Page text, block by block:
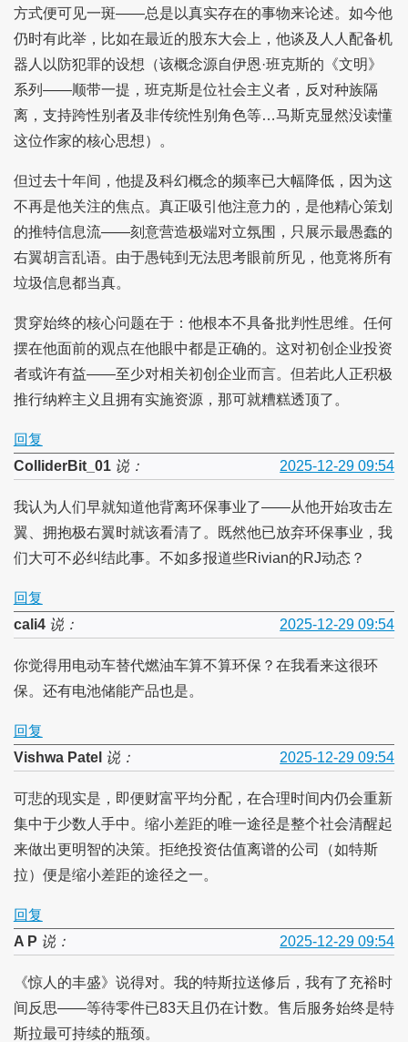
方式便可见一斑——总是以真实存在的事物来论述。如今他
仍时有此举，比如在最近的股东大会上，他谈及人人配备机
器人以防犯罪的设想（该概念源自伊恩·班克斯的《文明》
系列——顺带一提，班克斯是位社会主义者，反对种族隔
离，支持跨性别者及非传统性别角色等…马斯克显然没读懂
这位作家的核心思想）。
但过去十年间，他提及科幻概念的频率已大幅降低，因为这
不再是他关注的焦点。真正吸引他注意力的，是他精心策划
的推特信息流——刻意营造极端对立氛围，只展示最愚蠢的
右翼胡言乱语。由于愚钝到无法思考眼前所见，他竟将所有
垃圾信息都当真。
贯穿始终的核心问题在于：他根本不具备批判性思维。任何
摆在他面前的观点在他眼中都是正确的。这对初创企业投资
者或许有益——至少对相关初创企业而言。但若此人正积极
推行纳粹主义且拥有实施资源，那可就糟糕透顶了。
回复
ColliderBit_01说： 2025-12-29 09:54
我认为人们早就知道他背离环保事业了——从他开始攻击左
翼、拥抱极右翼时就该看清了。既然他已放弃环保事业，我
们大可不必纠结此事。不如多报道些Rivian的RJ动态？
回复
cali4说： 2025-12-29 09:54
你觉得用电动车替代燃油车算不算环保？在我看来这很环
保。还有电池储能产品也是。
回复
Vishwa Patel 说： 2025-12-29 09:54
可悲的现实是，即便财富平均分配，在合理时间内仍会重新
集中于少数人手中。缩小差距的唯一途径是整个社会清醒起
来做出更明智的决策。拒绝投资估值离谱的公司（如特斯
拉）便是缩小差距的途径之一。
回复
A P 说： 2025-12-29 09:54
《惊人的丰盛》说得对。我的特斯拉送修后，我有了充裕时
间反思——等待零件已83天且仍在计数。售后服务始终是特
斯拉最可持续的瓶颈。